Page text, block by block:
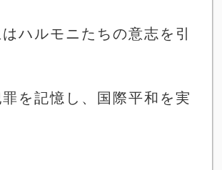
ハルモニたちの意志を引
を記憶し、国際平和を実